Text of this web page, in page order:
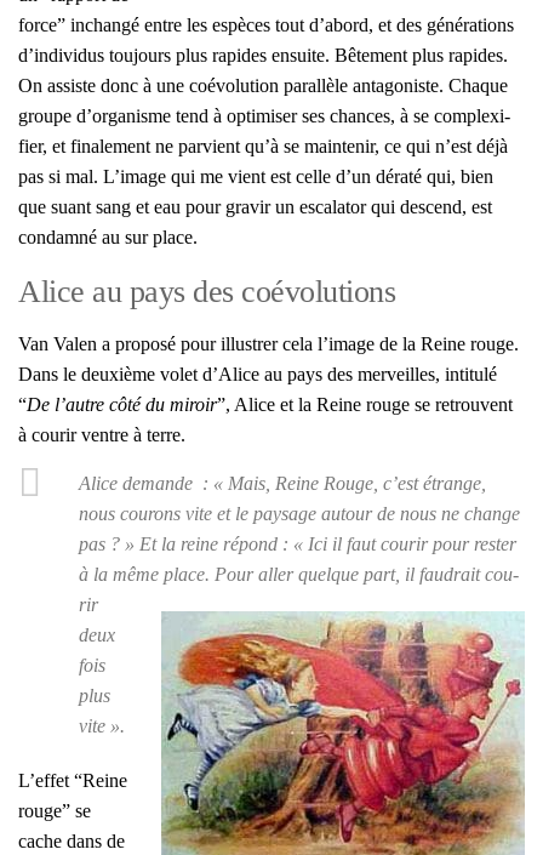
force” inchan­gé entre les espèces tout d’abord, et des géné­ra­tions
d’individus tou­jours plus rapides ensuite. Bête­ment plus rapides.
On assiste donc à une coévo­lu­tion paral­lèle anta­go­niste. Chaque
groupe d’organisme tend à opti­mi­ser ses chances, à se com­plexi­
fier, et fina­le­ment ne par­vient qu’à se main­te­nir, ce qui n’est déjà
pas si mal. L’image qui me vient est celle d’un déra­té qui, bien
que suant sang et eau pour gra­vir un esca­la­tor qui des­cend, est
condam­né au sur place.
Alice au pays des coévolutions
Van Valen a pro­po­sé pour illus­trer cela l’image de la Reine rouge.
Dans le deuxième volet d’Alice au pays des mer­veilles, inti­tu­lé
“De l’autre côté du miroir”, Alice et la Reine rouge se retrouvent
à cou­rir ventre à terre.
Alice demande : « Mais, Reine Rouge, c’est étrange,
nous cou­rons vite et le pay­sage autour de nous ne change
pas ? » Et la reine répond : « Ici il faut cou­rir pour res­ter
à la même place. Pour allerquelque part, il fau­drait cou­
rir
deux
fois
plus
vite ».
L’effet “Reine
rouge” se
cache dans de